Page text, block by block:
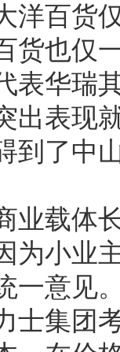
洋百货
货也仅
表华瑞
出表现
到了中
业载体
为小业
一意见
士集团